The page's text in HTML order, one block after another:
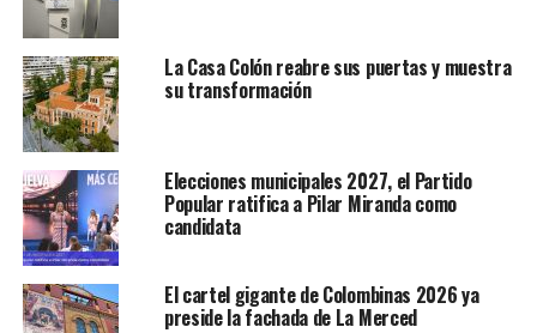
La Casa Colón reabre sus puertas y muestra
su transformación
Elecciones municipales 2027, el Partido
Popular ratifica a Pilar Miranda como
candidata
El cartel gigante de Colombinas 2026 ya
preside la fachada de La Merced